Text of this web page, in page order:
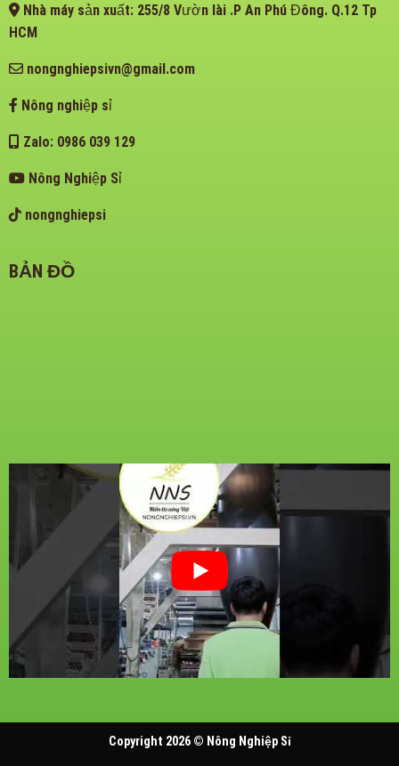
Nhà máy sản xuất: 255/8 Vườn lài .P An Phú Đông. Q.12 Tp
HCM
nongnghiepsivn@gmail.com
Nông nghiệp sỉ
Zalo: 0986 039 129
Nông Nghiệp Sỉ
nongnghiepsi
BẢN ĐỒ
Copyright 2026 © Nông Nghiệp Sỉ